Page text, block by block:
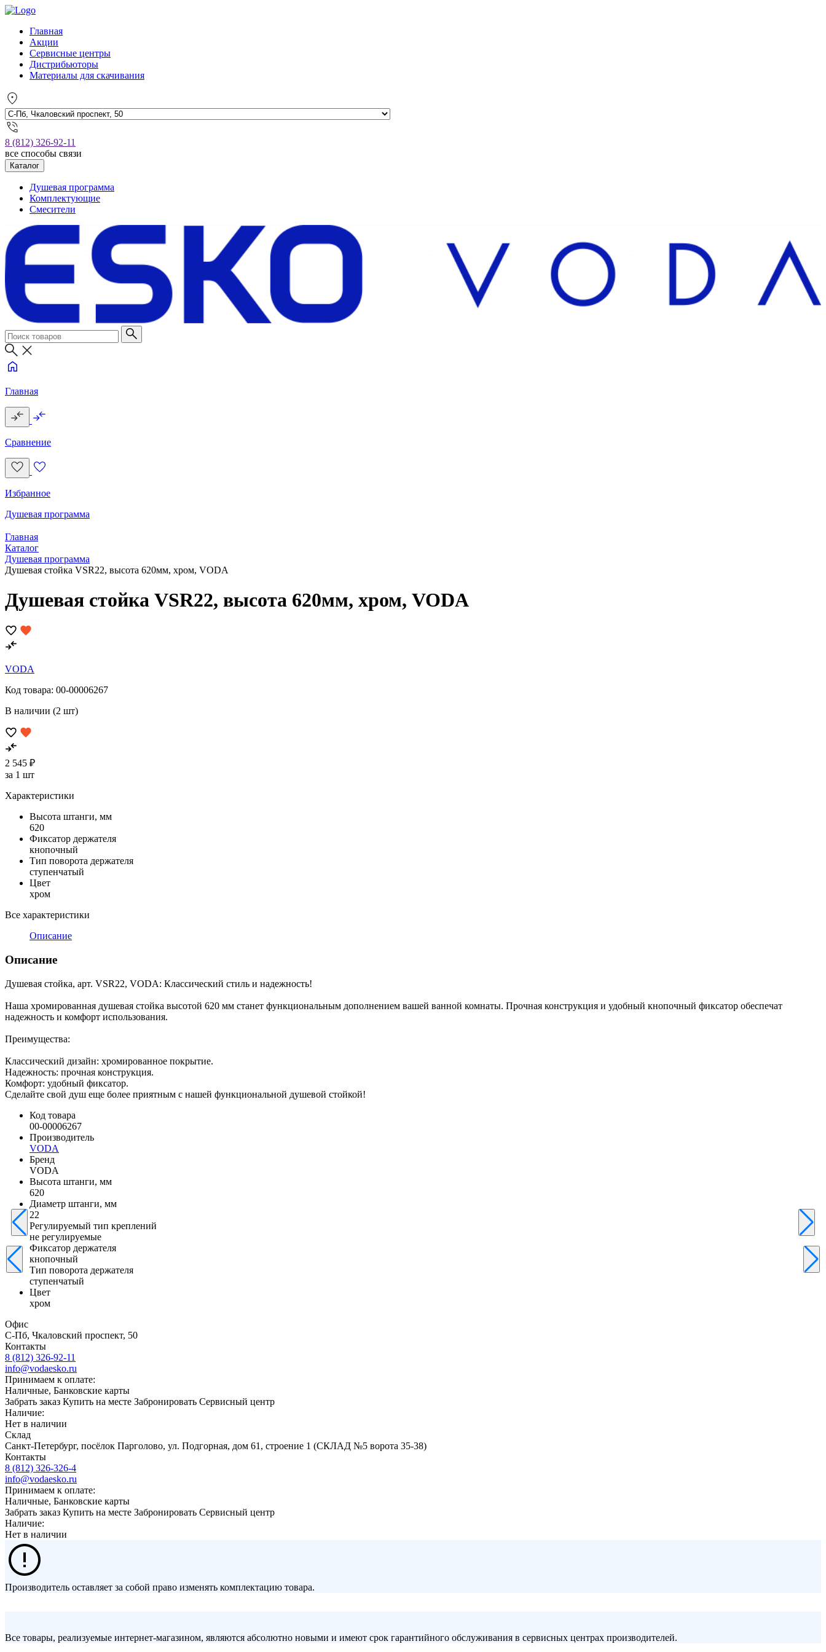
Главная
Акции
Сервисные центры
Дистрибьюторы
Материалы для скачивания
8 (812) 326-92-11
все способы связи
Каталог
Душевая программа
Комплектующие
Смесители
Главная
Сравнение
Избранное
Душевая программа
Главная
Каталог
Душевая программа
Душевая стойка VSR22, высота 620мм, хром, VODA
Душевая стойка VSR22, высота 620мм, хром, VODA
VODA
Код товара: 00-00006267
В наличии (2 шт)
2 545 ₽
за 1 шт
Характеристики
Высота штанги, мм
620
Фиксатор держателя
кнопочный
Тип поворота держателя
ступенчатый
Цвет
хром
Все характеристики
Описание
Описание
Душевая стойка, арт. VSR22, VODA: Классический стиль и надежность!
Наша хромированная душевая стойка высотой 620 мм станет функциональным дополнением вашей ванной комнаты. Прочная конструкция и удобный кнопочный фиксатор обеспечат
надежность и комфорт использования.
Преимущества:
Классический дизайн: хромированное покрытие.
Надежность: прочная конструкция.
Комфорт: удобный фиксатор.
Сделайте свой душ еще более приятным с нашей функциональной душевой стойкой!
Код товара
00-00006267
Производитель
VODA
Бренд
VODA
Высота штанги, мм
620
Диаметр штанги, мм
22
Регулируемый тип креплений
не регулируемые
Фиксатор держателя
кнопочный
Тип поворота держателя
ступенчатый
Цвет
хром
Офис
С-Пб, Чкаловский проспект, 50
Контакты
8 (812) 326-92-11
info@vodaesko.ru
Принимаем к оплате:
Наличные, Банковские карты
Забрать заказ Купить на месте Забронировать Сервисный центр
Наличие:
Нет в наличии
Склад
Санкт-Петербург, посёлок Парголово, ул. Подгорная, дом 61, строение 1 (СКЛАД №5 ворота 35-38)
Контакты
8 (812) 326-326-4
info@vodaesko.ru
Принимаем к оплате:
Наличные, Банковские карты
Забрать заказ Купить на месте Забронировать Сервисный центр
Наличие:
Нет в наличии
Производитель оставляет за собой право изменять комплектацию товара.
Все товары, реализуемые интернет-магазином, являются абсолютно новыми и имеют срок гарантийного обслуживания в сервисных центрах производителей.